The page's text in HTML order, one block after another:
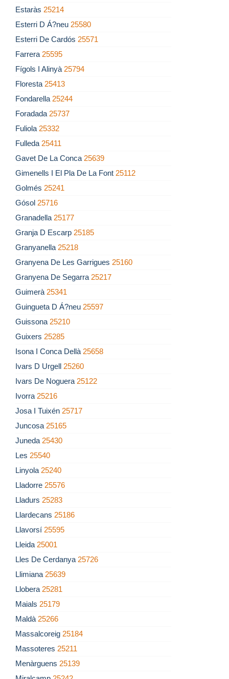
Estaràs 25214
Esterri D Á?neu 25580
Esterri De Cardós 25571
Farrera 25595
Fígols I Alinyà 25794
Floresta 25413
Fondarella 25244
Foradada 25737
Fuliola 25332
Fulleda 25411
Gavet De La Conca 25639
Gimenells I El Pla De La Font 25112
Golmés 25241
Gósol 25716
Granadella 25177
Granja D Escarp 25185
Granyanella 25218
Granyena De Les Garrigues 25160
Granyena De Segarra 25217
Guimerà 25341
Guingueta D Á?neu 25597
Guissona 25210
Guixers 25285
Isona I Conca Dellà 25658
Ivars D Urgell 25260
Ivars De Noguera 25122
Ivorra 25216
Josa I Tuixén 25717
Juncosa 25165
Juneda 25430
Les 25540
Linyola 25240
Lladorre 25576
Lladurs 25283
Llardecans 25186
Llavorsí 25595
Lleida 25001
Lles De Cerdanya 25726
Llimiana 25639
Llobera 25281
Maials 25179
Maldà 25266
Massalcoreig 25184
Massoteres 25211
Menàrguens 25139